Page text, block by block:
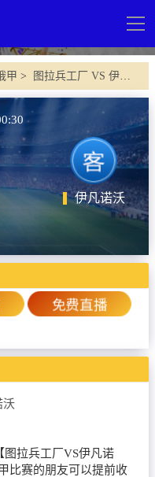
导
甲 > 图拉兵工厂 VS 伊凡诺沃
伊凡诺沃
免费直播
沃
图拉兵工厂VS伊凡诺
比赛的朋友可以提前收